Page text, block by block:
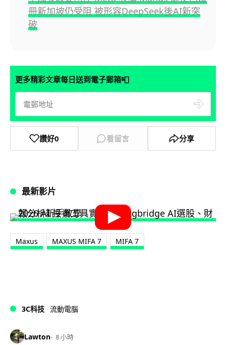
冊新加坡仍受阻 被形容DeepSeek後AI新突
破
更多精彩文章每日送到電子郵箱📮
讚好0 看留言 分享
最新影片
Maxus MAXUS MIFA 7 MIFA 7
3C科技 流動電腦
Lawton 8 小時